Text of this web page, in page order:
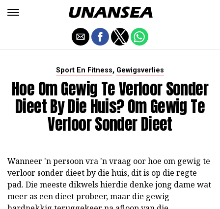
Sport En Fitness, Gewigsverlies
Hoe Om Gewig Te Verloor Sonder
Dieet By Die Huis? Om Gewig Te
Verloor Sonder Dieet
Wanneer 'n persoon vra 'n vraag oor hoe om gewig te
verloor sonder dieet by die huis, dit is op die regte
pad. Die meeste dikwels hierdie denke jong dame wat
meer as een dieet probeer, maar die gewig